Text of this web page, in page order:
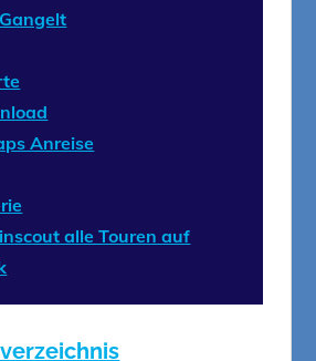
Anreise
alle Touren auf